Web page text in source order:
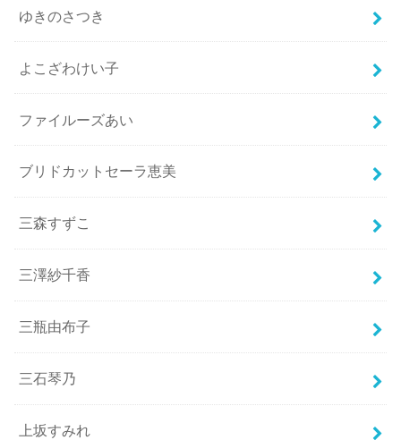
ゆきのさつき
よこざわけい子
ファイルーズあい
ブリドカットセーラ恵美
三森すずこ
三澤紗千香
三瓶由布子
三石琴乃
上坂すみれ